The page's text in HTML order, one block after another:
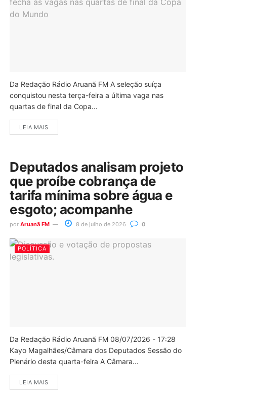
Da Redação Rádio Aruanã FM A seleção suíça
conquistou nesta terça-feira a última vaga nas
quartas de final da Copa...
LEIA MAIS
Deputados analisam projeto
que proíbe cobrança de
tarifa mínima sobre água e
esgoto; acompanhe
por Aruanã FM 8 de julho de 2026 0
POLÍTICA
Da Redação Rádio Aruanã FM 08/07/2026 - 17:28
Kayo Magalhães/Câmara dos Deputados Sessão do
Plenário desta quarta-feira A Câmara...
LEIA MAIS